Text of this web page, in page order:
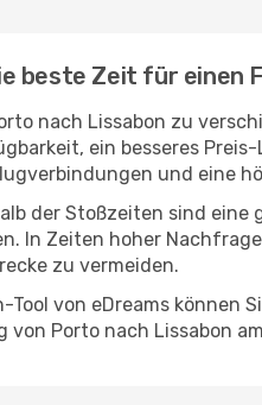
beste Zeit für einen
nach Lissabon zu
ein besseres
und eine
der Stoßzeiten sind eine
In Zeiten hoher
zu vermeiden.
Tool von eDreams können
von Porto nach Lissabon